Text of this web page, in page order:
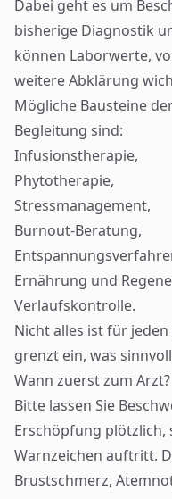
Dabei geht es um
bisherige Diagnostik
können Laborwerte,
weitere Abklärung
Mögliche Bausteine
Begleitung sind:
Infusionstherapie,
Phytotherapie,
Stressmanagement,
Burnout-Beratung,
Ernährung und
Verlaufskontrolle.
Nicht alles ist für
grenzt ein, was
Wann zuerst zum Arzt?
Bitte lassen Sie
Erschöpfung
Warnzeichen auftritt.
Brustschmerz,